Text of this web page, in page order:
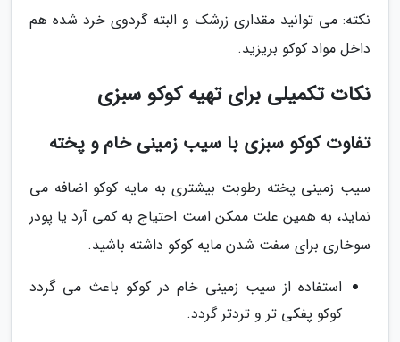
نکته: می توانید مقداری زرشک و البته گردوی خرد شده هم
داخل مواد کوکو بریزید.
نکات تکمیلی برای تهیه کوکو سبزی
تفاوت کوکو سبزی با سیب زمینی خام و پخته
سیب زمینی پخته رطوبت بیشتری به مایه کوکو اضافه می
نماید، به همین علت ممکن است احتیاج به کمی آرد یا پودر
سوخاری برای سفت شدن مایه کوکو داشته باشید.
استفاده از سیب زمینی خام در کوکو باعث می گردد
کوکو پفکی تر و تردتر گردد.